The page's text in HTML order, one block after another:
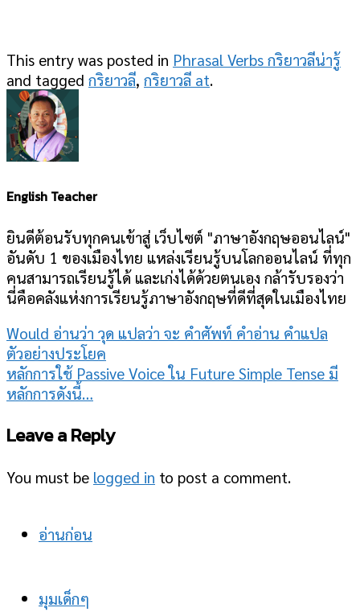
This entry was posted in Phrasal Verbs กริยาวลีน่ารู้
and tagged กริยาวลี, กริยาวลี at.
English Teacher
ยินดีต้อนรับทุกคนเข้าสู่ เว็บไซต์ "ภาษาอังกฤษออนไลน์"
อันดับ 1 ของเมืองไทย แหล่งเรียนรู้บนโลกออนไลน์ ที่ทุก
คนสามารถเรียนรู้ได้ และเก่งได้ด้วยตนเอง กล้ารับรองว่า
นี่คือคลังแห่งการเรียนรู้ภาษาอังกฤษที่ดีที่สุดในเมืองไทย
Would อ่านว่า วุด แปลว่า จะ คำศัพท์ คำอ่าน คำแปล
ตัวอย่างประโยค
หลักการใช้ Passive Voice ใน Future Simple Tense มี
หลักการดังนี้…
Leave a Reply
You must be logged in to post a comment.
อ่านก่อน
มุมเด็กๆ